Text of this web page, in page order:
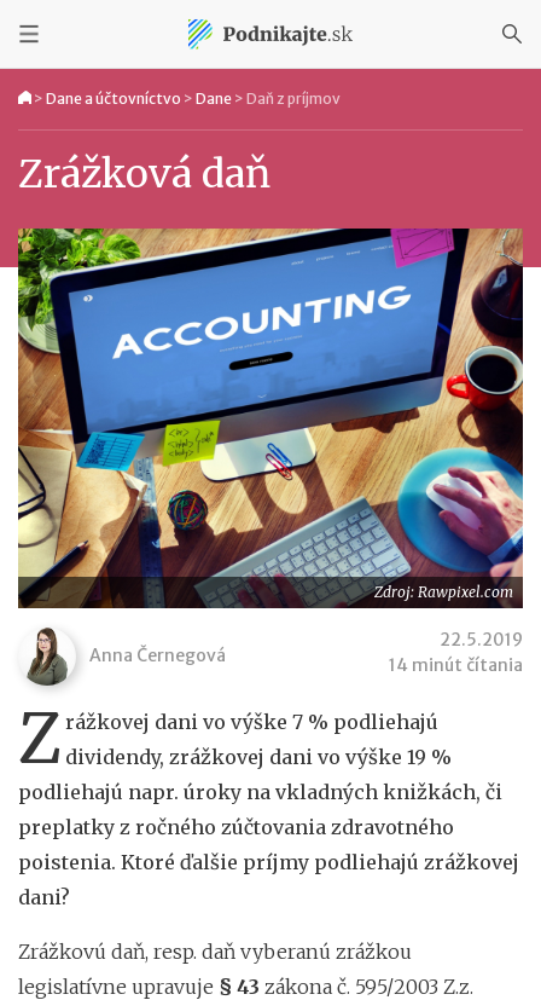
> Dane a účtovníctvo > Dane > Daň z príjmov
Zrážková daň
Zdroj: Rawpixel.com
Anna Černegová
22.5.2019
14 minút čítania
Z rážkovej dani vo výške 7 % podliehajú
dividendy, zrážkovej dani vo výške 19 %
podliehajú napr. úroky na vkladných knižkách, či
preplatky z ročného zúčtovania zdravotného
poistenia. Ktoré ďalšie príjmy podliehajú zrážkovej
dani?
Zrážkovú daň, resp. daň vyberanú zrážkou
legislatívne upravuje § 43 zákona č. 595/2003 Z.z.